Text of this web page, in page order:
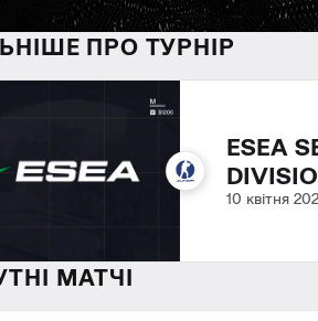
ПРО ТУРНІР
ESEA
10 квітня
МАТЧІ